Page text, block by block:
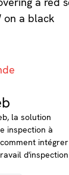
la solution
inspection à
intégrer
d'inspection